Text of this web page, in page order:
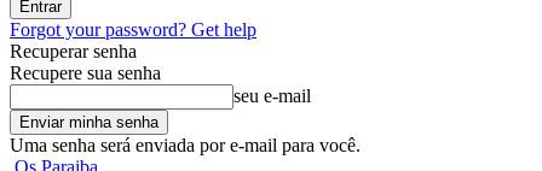
Forgot your password? Get help
Recuperar senha
Recupere sua senha
seu e-mail
Uma senha será enviada por e-mail para você.
Os Paraiba